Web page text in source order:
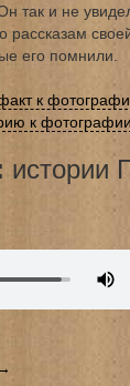
так и не
рассказам
его помнили.
к
к фотографии
истории